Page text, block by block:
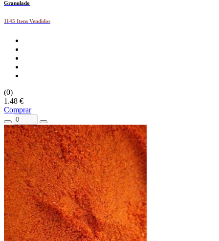
Granulado
1145 Itens Vendidos
(0)
1.48 €
Comprar